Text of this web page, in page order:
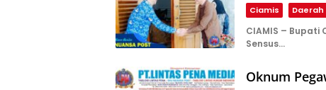
Ciamis Daerah
CIAMIS –
Sensus…
Oknum